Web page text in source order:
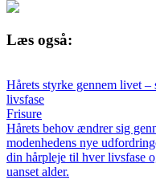
Læs også:
Hårets styrke gennem livet
livsfase
Frisure
Hårets behov ændrer sig
modenhedens nye
din hårpleje til hver livsfase
uanset alder.